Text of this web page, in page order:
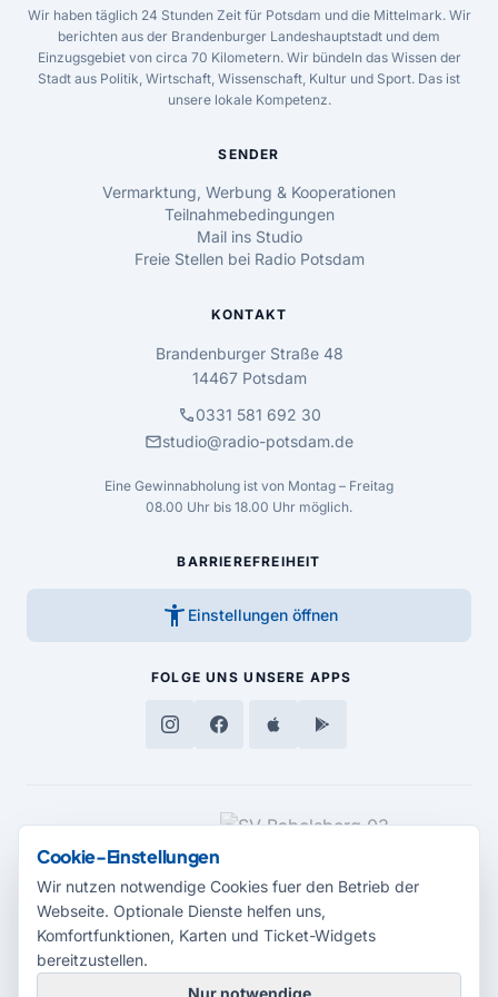
Wir haben täglich 24 Stunden Zeit für Potsdam und die Mittelmark. Wir
berichten aus der Brandenburger Landeshauptstadt und dem
Einzugsgebiet von circa 70 Kilometern. Wir bündeln das Wissen der
Stadt aus Politik, Wirtschaft, Wissenschaft, Kultur und Sport. Das ist
unsere lokale Kompetenz.
SENDER
Vermarktung, Werbung & Kooperationen
Teilnahmebedingungen
Mail ins Studio
Freie Stellen bei Radio Potsdam
KONTAKT
Brandenburger Straße 48
14467 Potsdam
call0331 581 692 30
mailstudio@radio-potsdam.de
Eine Gewinnabholung ist von Montag – Freitag
08.00 Uhr bis 18.00 Uhr möglich.
BARRIEREFREIHEIT
accessibility_new Einstellungen öffnen
FOLGE UNS UNSERE APPS
MEDIENPARTNER
Cookie-Einstellungen
Wir nutzen notwendige Cookies fuer den Betrieb der
Webseite. Optionale Dienste helfen uns,
Komfortfunktionen, Karten und Ticket-Widgets
bereitzustellen.
Nur notwendige